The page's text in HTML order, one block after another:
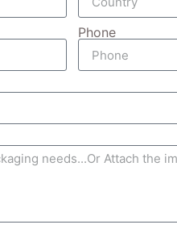
Phone